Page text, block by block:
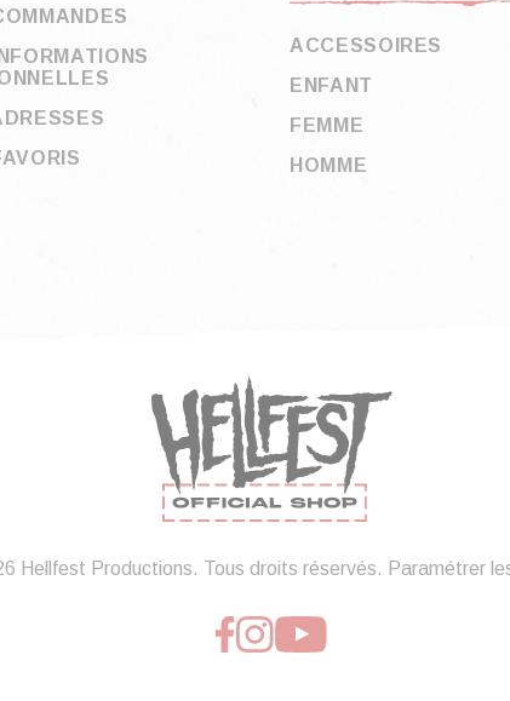
ACCESSOIRES
ENFANT
FEMME
HOMME
Hellfest Productions. Tous droits réservés. Paramétrer